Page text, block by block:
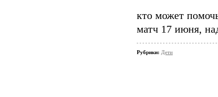
кто может
матч 17 июня,
Рубрики: Дети